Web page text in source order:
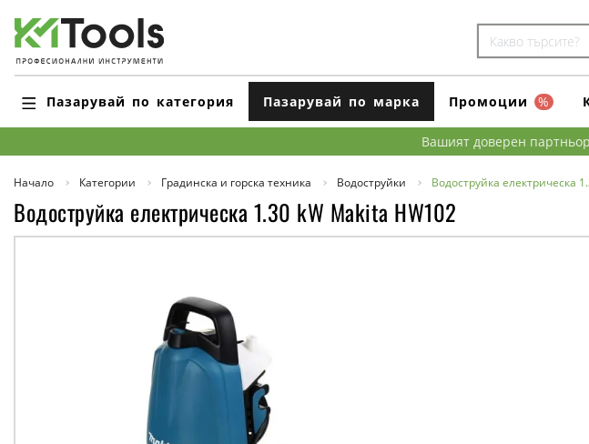
Пазарувай по категория Пазарувай по марка Промоции %
Вашият доверен
Начало Категории Градинска и горска техника Водоструйки Водоструйка електрическа
Водоструйка електрическа 1.30 kW Makita HW102